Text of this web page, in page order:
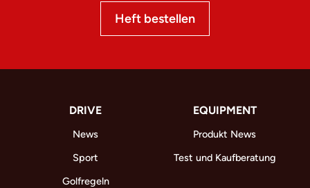
Heft bestellen
DRIVE
News
Sport
Golfregeln
EQUIPMENT
Produkt News
Test und Kaufberatung